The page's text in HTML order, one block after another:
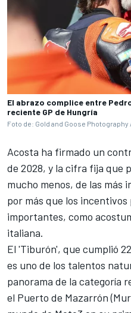
El abrazo complice entre
reciente GP de Hungría
Foto de: Gold and Goose
Acosta ha firmado un
de 2028, y la cifra fija que
mucho menos, de las más
por más que los
importantes, como
italiana.
El 'Tiburón', que cumplió
es uno de los talentos
panorama de la categoría
el Puerto de Mazarrón